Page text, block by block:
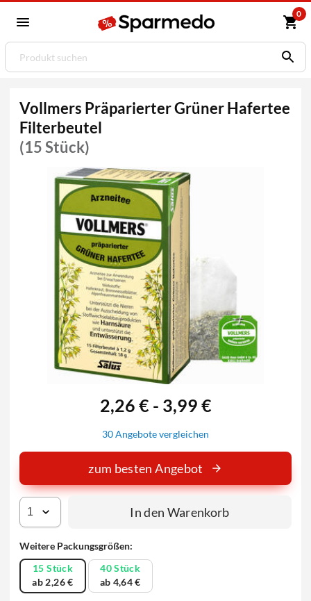
0
Vollmers Präparierter Grüner Hafertee
Filterbeutel
(15 Stück)
Weitere Packungsgrößen:
15 Stück
ab 2,26 €
40 Stück
ab 4,64 €
2,26 € - 3,99 €
30 Angebote vergleichen
zum besten Angebot
In den Warenkorb